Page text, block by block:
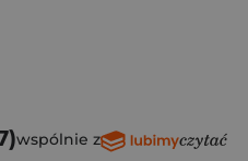
wspólnie z